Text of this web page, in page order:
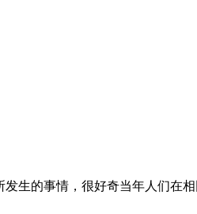
生的事情，很好奇当年人们在